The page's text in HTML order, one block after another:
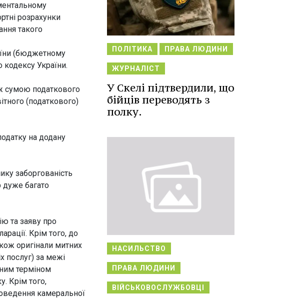
розрахунки
такого
(бюджетному
України.
сумою податкового
(податкового)
на додану
заборгованість
багато
та заяву про
Крім того, до
оригінали митних
послуг) за межі
терміном
Крім того,
камеральної
ПОЛІТИКА ПРАВА ЛЮДИНИ
ЖУРНАЛІСТ
У Скелі підтвердили, що
бійців переводять з
полку.
НАСИЛЬСТВО
ПРАВА ЛЮДИНИ
ВІЙСЬКОВОСЛУЖБОВЦІ